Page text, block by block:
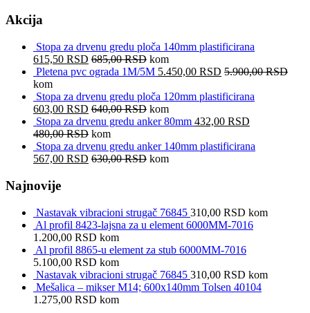
Akcija
Stopa za drvenu gredu ploča 140mm plastificirana
615,50 RSD 685,00RSD kom
Pletena pvc ograda 1M/5M 5.450,00 RSD 5.900,00RSD
kom
Stopa za drvenu gredu ploča 120mm plastificirana
603,00 RSD 640,00RSD kom
Stopa za drvenu gredu anker 80mm 432,00 RSD
480,00RSD kom
Stopa za drvenu gredu anker 140mm plastificirana
567,00 RSD 630,00RSD kom
Najnovije
Nastavak vibracioni strugač 76845 310,00 RSD kom
Al profil 8423-lajsna za u element 6000MM-7016
1.200,00 RSD kom
Al profil 8865-u element za stub 6000MM-7016
5.100,00 RSD kom
Nastavak vibracioni strugač 76845 310,00 RSD kom
Mešalica – mikser M14; 600x140mm Tolsen 40104
1.275,00 RSD kom